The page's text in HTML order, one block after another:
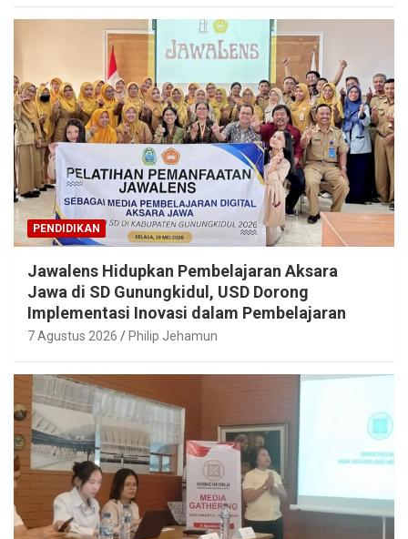
PENDIDIKAN
Jawalens Hidupkan Pembelajaran Aksara
Jawa di SD Gunungkidul, USD Dorong
Implementasi Inovasi dalam Pembelajaran
7 Agustus 2026 Philip Jehamun